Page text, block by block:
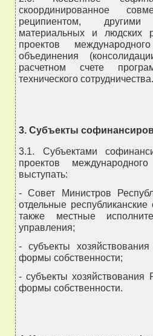
скоординированное
реципиентом, другими
материальных и людских
проектов
объединения
расчетном счете
технического сотрудничества.
3. Субъекты
3.1. Субъектами
проектов
выступать:
- Совет Министров
отдельные
также местные
управления;
- субъекты
формы собственности;
- субъекты хозяйствования
формы собственности.